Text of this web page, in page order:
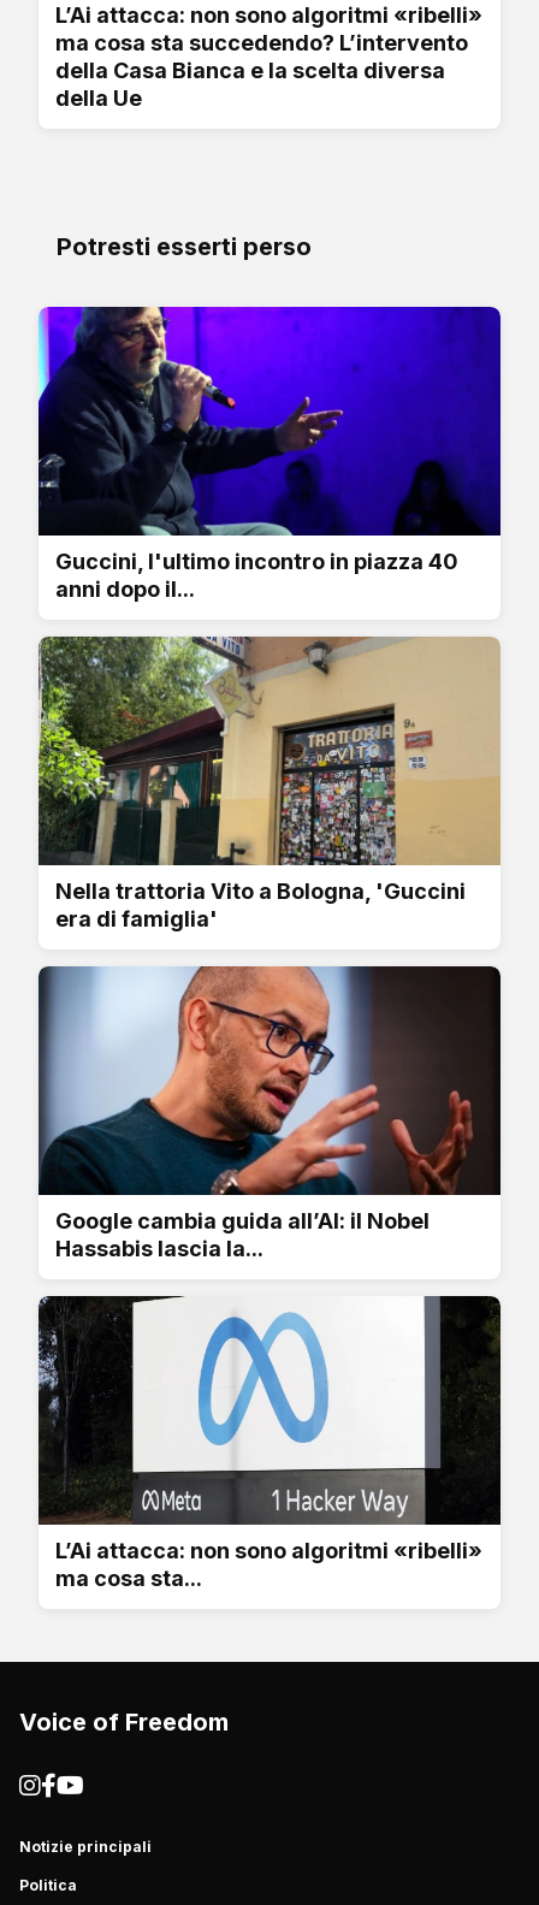
L’Ai attacca: non sono algoritmi «ribelli»
ma cosa sta succedendo? L’intervento
della Casa Bianca e la scelta diversa
della Ue
Potresti esserti perso
Guccini, l'ultimo incontro in piazza 40
anni dopo il...
Nella trattoria Vito a Bologna, 'Guccini
era di famiglia'
Google cambia guida all’AI: il Nobel
Hassabis lascia la...
L’Ai attacca: non sono algoritmi «ribelli»
ma cosa sta...
Voice of Freedom
Notizie principali
Politica